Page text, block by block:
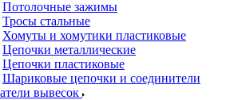
Потолочные зажимы
Тросы стальные
Хомуты и хомутики пластиковые
Цепочки металлические
Цепочки пластиковые
Шариковые цепочки и соединители
вывесок